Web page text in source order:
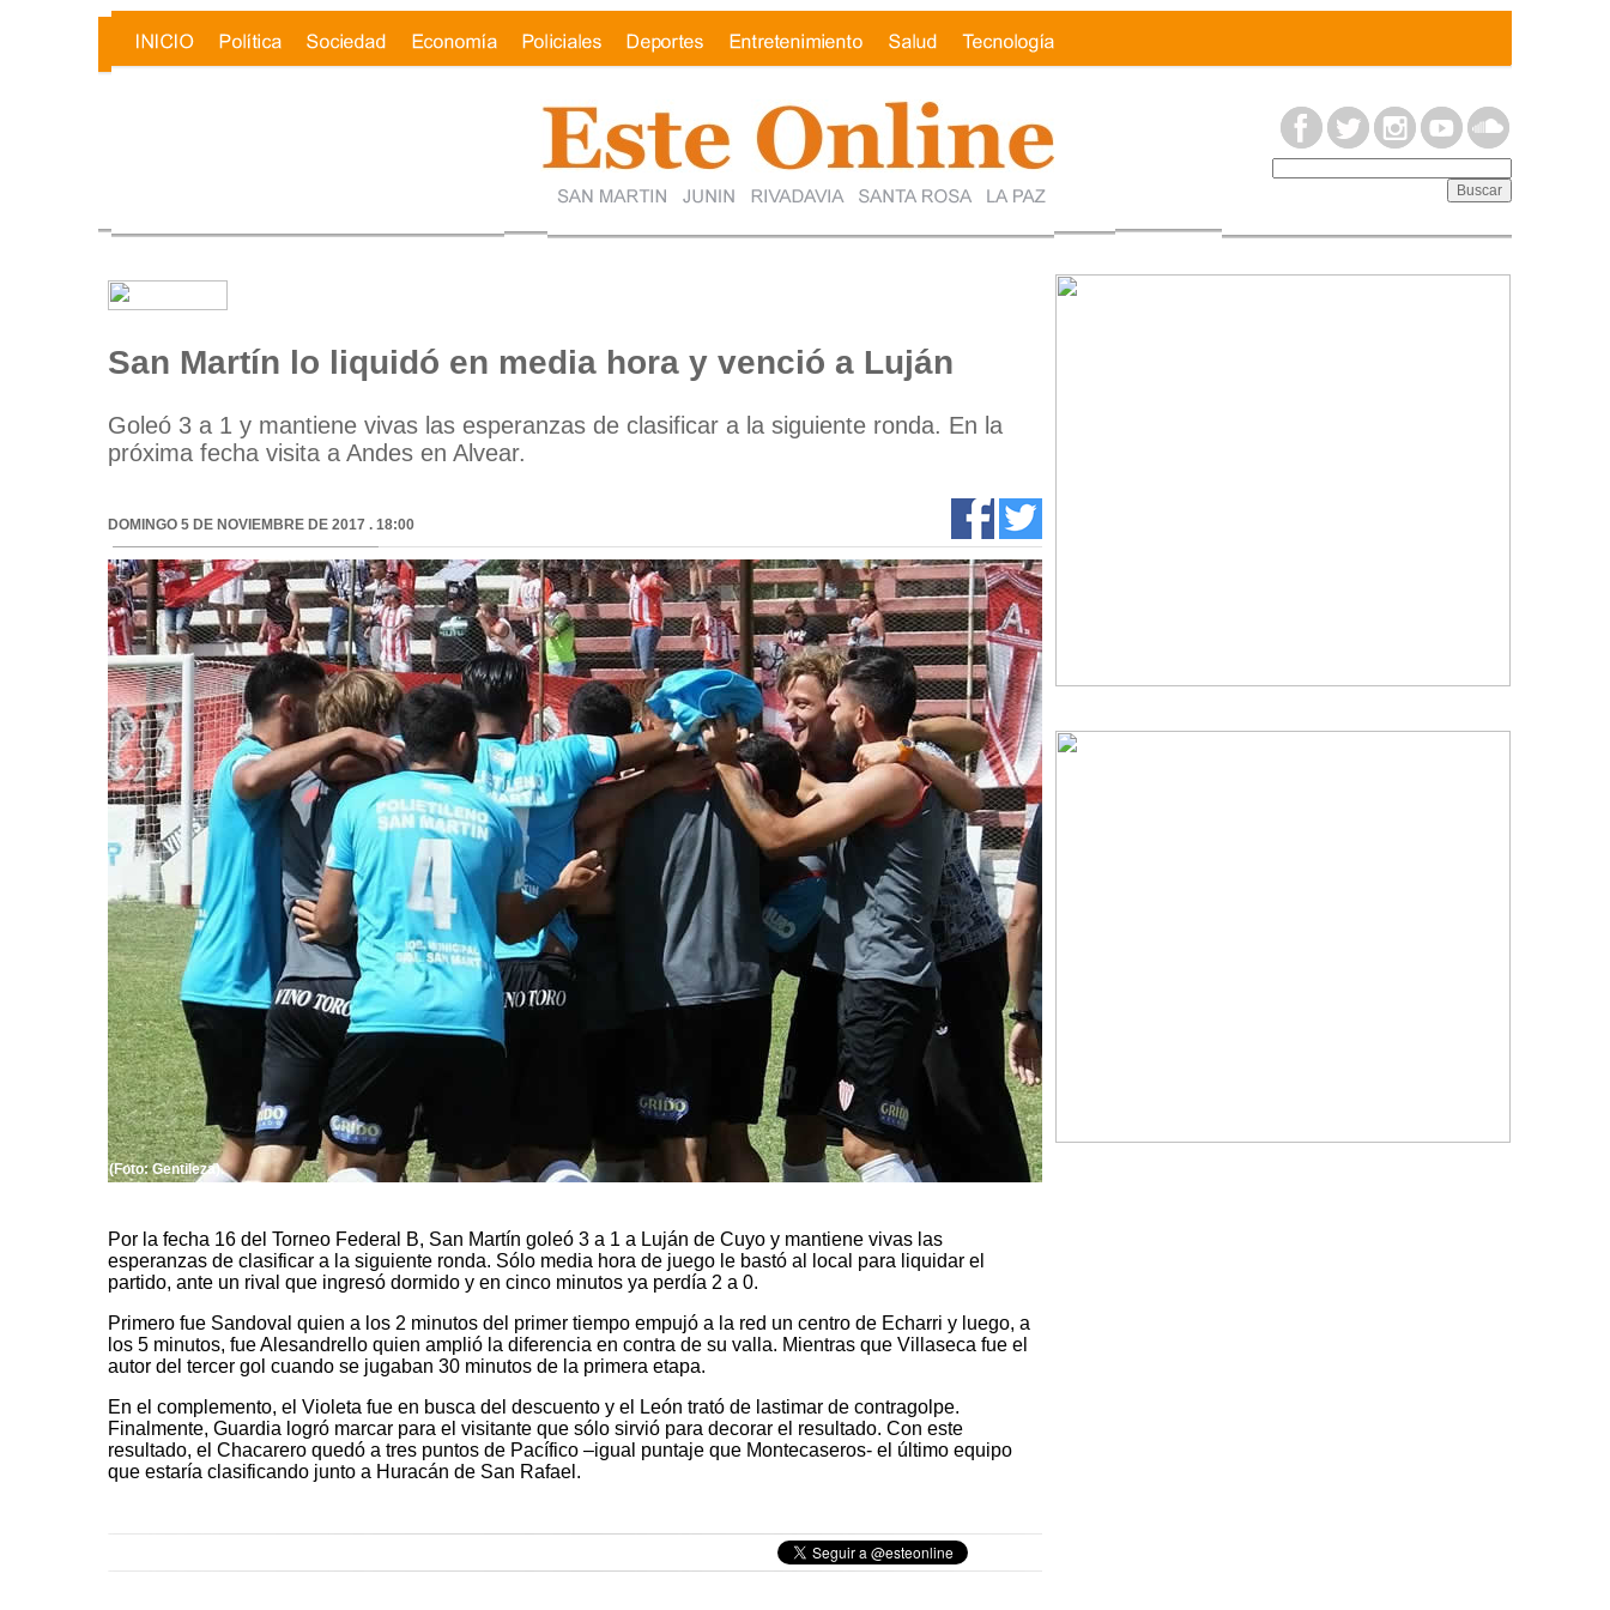
San Martín lo liquidó en media hora y venció a Luján
Goleó 3 a 1 y mantiene vivas las esperanzas de clasificar a la siguiente ronda. En la
próxima fecha visita a Andes en Alvear.
DOMINGO 5 DE NOVIEMBRE DE 2017 . 18:00
(Foto: Gentileza).
Por la fecha 16 del Torneo Federal B, San Martín goleó 3 a 1 a Luján de Cuyo y mantiene vivas las
esperanzas de clasificar a la siguiente ronda. Sólo media hora de juego le bastó al local para liquidar el
partido, ante un rival que ingresó dormido y en cinco minutos ya perdía 2 a 0.
Primero fue Sandoval quien a los 2 minutos del primer tiempo empujó a la red un centro de Echarri y luego, a
los 5 minutos, fue Alesandrello quien amplió la diferencia en contra de su valla. Mientras que Villaseca fue el
autor del tercer gol cuando se jugaban 30 minutos de la primera etapa.
En el complemento, el Violeta fue en busca del descuento y el León trató de lastimar de contragolpe.
Finalmente, Guardia logró marcar para el visitante que sólo sirvió para decorar el resultado. Con este
resultado, el Chacarero quedó a tres puntos de Pacífico –igual puntaje que Montecaseros- el último equipo
que estaría clasificando junto a Huracán de San Rafael.